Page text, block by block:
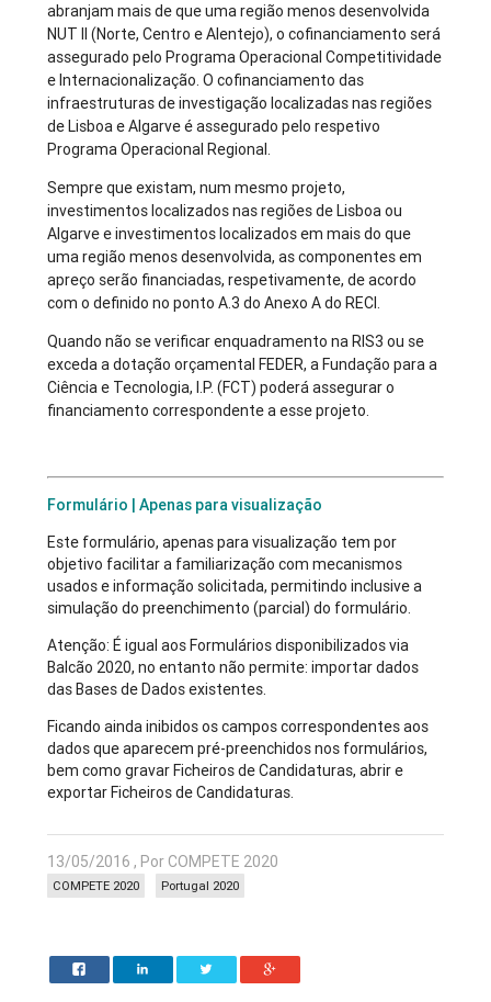
abranjam mais de que uma região menos desenvolvida
NUT II (Norte, Centro e Alentejo), o cofinanciamento será
assegurado pelo Programa Operacional Competitividade
e Internacionalização. O cofinanciamento das
infraestruturas de investigação localizadas nas regiões
de Lisboa e Algarve é assegurado pelo respetivo
Programa Operacional Regional.
Sempre que existam, num mesmo projeto,
investimentos localizados nas regiões de Lisboa ou
Algarve e investimentos localizados em mais do que
uma região menos desenvolvida, as componentes em
apreço serão financiadas, respetivamente, de acordo
com o definido no ponto A.3 do Anexo A do RECI.
Quando não se verificar enquadramento na RIS3 ou se
exceda a dotação orçamental FEDER, a Fundação para a
Ciência e Tecnologia, I.P. (FCT) poderá assegurar o
financiamento correspondente a esse projeto.
Formulário | Apenas para visualização
Este formulário, apenas para visualização tem por
objetivo facilitar a familiarização com mecanismos
usados e informação solicitada, permitindo inclusive a
simulação do preenchimento (parcial) do formulário.
Atenção: É igual aos Formulários disponibilizados via
Balcão 2020, no entanto não permite: importar dados
das Bases de Dados existentes.
Ficando ainda inibidos os campos correspondentes aos
dados que aparecem pré-preenchidos nos formulários,
bem como gravar Ficheiros de Candidaturas, abrir e
exportar Ficheiros de Candidaturas.
13/05/2016 , Por COMPETE 2020
Portugal 2020
COMPETE 2020